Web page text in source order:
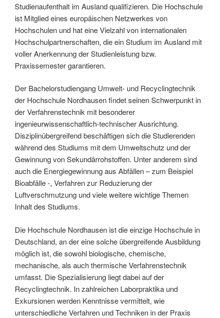
Studienaufenthalt im Ausland qualifizieren. Die Hochschule
ist Mitglied eines europäischen Netzwerkes von
Hochschulen und hat eine Vielzahl von internationalen
Hochschulpartnerschaften, die ein Studium im Ausland mit
voller Anerkennung der Studienleistung bzw.
Praxissemester garantieren.
Der Bachelorstudiengang Umwelt- und Recyclingtechnik
der Hochschule Nordhausen findet seinen Schwerpunkt in
der Verfahrenstechnik mit besonderer
ingenieurwissenschaftlich-technischer Ausrichtung.
Disziplinübergreifend beschäftigen sich die Studierenden
während des Studiums mit dem Umweltschutz und der
Gewinnung von Sekundärrohstoffen. Unter anderem sind
auch die Energiegewinnung aus Abfällen – zum Beispiel
Bioabfälle -, Verfahren zur Reduzierung der
Luftverschmutzung und viele weitere wichtige Themen
Inhalt des Studiums.
Die Hochschule Nordhausen ist die einzige Hochschule in
Deutschland, an der eine solche übergreifende Ausbildung
möglich ist, die sowohl biologische, chemische,
mechanische, als auch thermische Verfahrenstechnik
umfasst. Die Spezialisierung liegt dabei auf der
Recyclingtechnik. In zahlreichen Laborpraktika und
Exkursionen werden Kenntnisse vermittelt, wie
unterschiedliche Verfahren und Techniken in der Praxis